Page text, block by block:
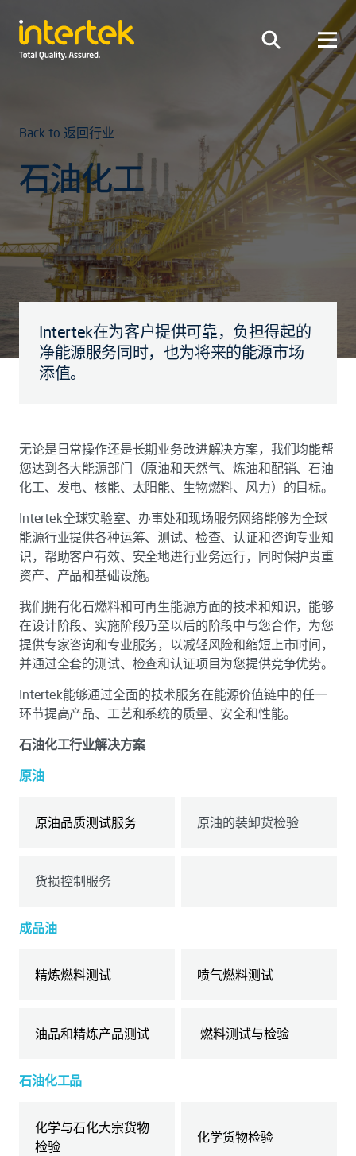
Back to 返回行业
石油化工
Intertek在为客户提供可靠，负担得起的
净能源服务同时，也为将来的能源市场
添值。
无论是日常操作还是长期业务改进解决方案，我们均能帮
您达到各大能源部门（原油和天然气、炼油和配销、石油
化工、发电、核能、太阳能、生物燃料、风力）的目标。
Intertek全球实验室、办事处和现场服务网络能够为全球
能源行业提供各种运筹、测试、检查、认证和咨询专业知
识，帮助客户有效、安全地进行业务运行，同时保护贵重
资产、产品和基础设施。
我们拥有化石燃料和可再生能源方面的技术和知识，能够
在设计阶段、实施阶段乃至以后的阶段中与您合作，为您
提供专家咨询和专业服务，以减轻风险和缩短上市时间，
并通过全套的测试、检查和认证项目为您提供竞争优势。
Intertek能够通过全面的技术服务在能源价值链中的任一
环节提高产品、工艺和系统的质量、安全和性能。
石油化工行业解决方案
原油
原油品质测试服务 原油的装卸货检验
货损控制服务
成品油
精炼燃料测试 喷气燃料测试
油品和精炼产品测试 燃料测试与检验
石油化工品
化学与石化大宗货物
检验
化学货物检验